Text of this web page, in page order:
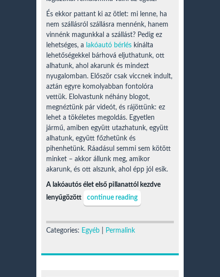
És ekkor pattant ki az ötlet: mi lenne, ha
nem szállásról szállásra mennénk, hanem
vinnénk magunkkal a szállást? Pedig ez
lehetséges, a lakóautó bérlés kínálta
lehetőségekkel bárhová eljuthatunk, ott
alhatunk, ahol akarunk és mindezt
nyugalomban. Először csak viccnek indult,
aztán egyre komolyabban fontolóra
vettük. Elolvastunk néhány blogot,
megnéztünk pár videót, és rájöttünk: ez
lehet a tökéletes megoldás. Egyetlen
jármű, amiben együtt utazhatunk, együtt
alhatunk, együtt főzhetünk és
pihenhetünk. Ráadásul semmi sem kötött
minket – akkor állunk meg, amikor
akarunk, és ott alszunk, ahol épp jól esik.
A lakóautós élet első pillanattól kezdve
lenyűgözött
continue reading
Categories: Egyéb Permalink